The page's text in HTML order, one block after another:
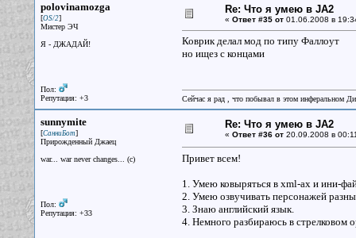
polovinamozga
[OS/2]
Мистер ЭЧ
Я - ДЖАДАЙ!
Пол:
Репутация: +3
Re: Что я умею в JA2
« Ответ #35 от01.06.2008 в
Коврик делал мод по типу Фаллоут
но ищез с концами
Сейчас я рад , что побывал в этом инферальном
sunnymite
[СанниБот]
Прирожденный Джаец
war... war never changes... (c)
Пол:
Репутация: +33
Re: Что я умею в JA2
« Ответ #36 от20.09.2008 в
Привет всем!
1. Умею ковыряться в хml-ах и ини-
2. Умею озвучивать персонажей
3. Знаю английский язык.
4. Немного разбираюсь в